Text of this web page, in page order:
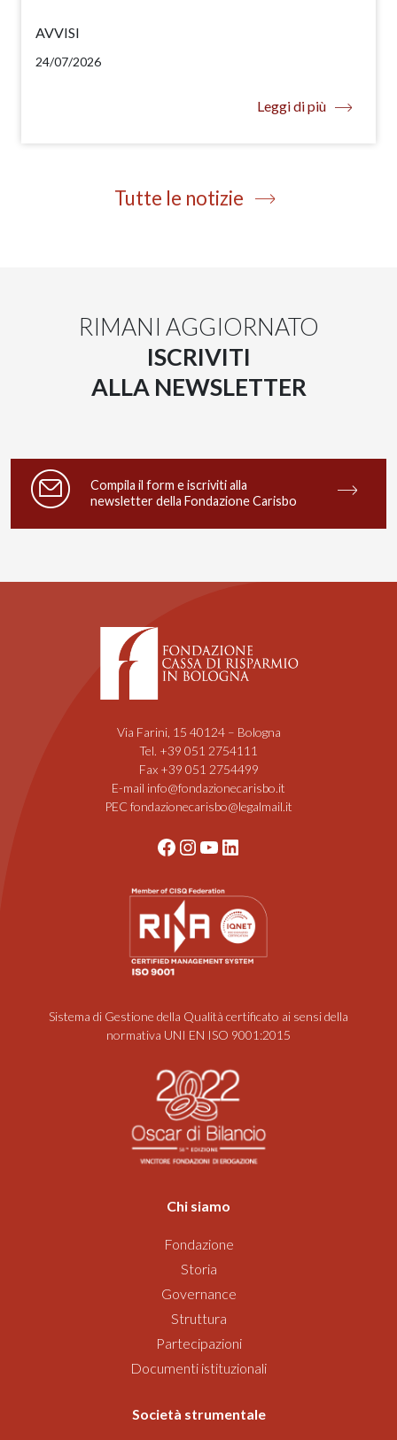
AVVISI
24/07/2026
Leggi di più
Tutte le notizie
RIMANI AGGIORNATO
ISCRIVITI
ALLA NEWSLETTER
Compila il form e iscriviti alla
newsletter della Fondazione Carisbo
Via Farini, 15 40124 – Bologna
Tel. +39 051 2754111
Fax +39 051 2754499
E-mail info@fondazionecarisbo.it
PEC fondazionecarisbo@legalmail.it
Facebook
Instagram
YouTube
LinkedIn
Sistema di Gestione della Qualità certificato ai sensi della
normativa UNI EN ISO 9001:2015
Chi siamo
Fondazione
Storia
Governance
Struttura
Partecipazioni
Documenti istituzionali
Società strumentale